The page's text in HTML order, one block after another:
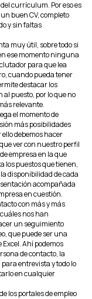
currículum. Por eso es
buen CV, completo
y sin faltas
muy útil, sobre todo si
ese momento ninguna
para que lea
cuando pueda tener
destacar los
puesto, por lo que no
relevante.
el momento de
más posibilidades
debemos hacer
ver con nuestro perfil
empresa en la que
los puestos que tienen,
disponibilidad de cada
acompañada
en cuestión.
con más y más
nos han
un seguimiento
que puede ser una
Ahí podemos
de contacto, la
entrevista y todo lo
en cualquier
los portales de empleo